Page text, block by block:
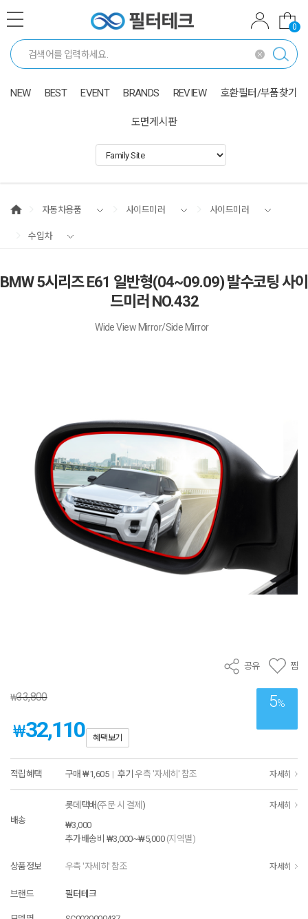
0
NEW BEST EVENT BRANDS REVIEW 호환필터/부품찾기
도면게시판
자동차용품 사이드미러 사이드미러
수입차
BMW 5시리즈 E61 일반형(04~09.09) 발수코팅 사이
드미러 NO.432
Wide View Mirror/Side Mirror
공유 찜
5%
₩33,800
₩32,110 혜택보기
적립혜택 구매 ₩1,605 | 후기 우측 '자세히' 참조 자세히
배송
롯데택배(주문 시 결제 ) 자세히
₩3,000
추가배송비 ₩3,000~₩5,000 (지역별)
상품정보 우측 '자세히' 참조 자세히
브랜드 필터테크